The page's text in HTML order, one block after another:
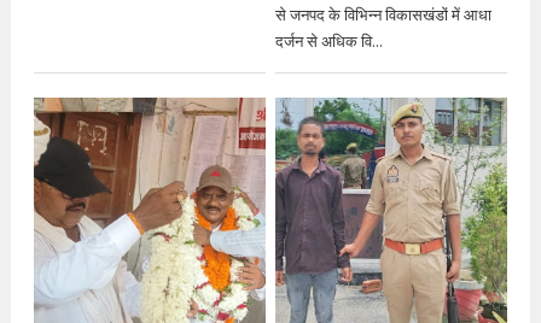
से जनपद के विभिन्न विकासखंडों में आधा
दर्जन से अधिक वि...